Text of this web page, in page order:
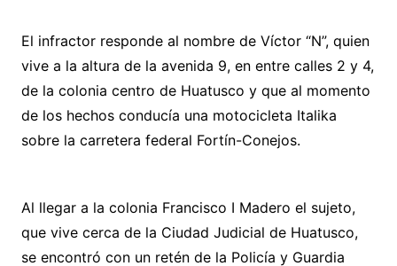
El infractor responde al nombre de Víctor “N”, quien
vive a la altura de la avenida 9, en entre calles 2 y 4,
de la colonia centro de Huatusco y que al momento
de los hechos conducía una motocicleta Italika
sobre la carretera federal Fortín-Conejos.
Al llegar a la colonia Francisco I Madero el sujeto,
que vive cerca de la Ciudad Judicial de Huatusco,
se encontró con un retén de la Policía y Guardia